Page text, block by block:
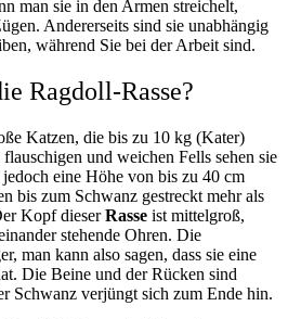
man sie in den Armen streichelt,
Andererseits sind sie unabhängig
während Sie bei der Arbeit sind.
Ragdoll-Rasse?
Katzen, die bis zu 10 kg (Kater)
und weichen Fells sehen sie
eine Höhe von bis zu 40 cm
bis zum Schwanz gestreckt mehr als
Kopf dieserRasse ist mittelgroß,
stehende Ohren. Die
man kann also sagen, dass sie eine
Die Beine und der Rücken sind
Schwanz verjüngt sich zum Ende hin.